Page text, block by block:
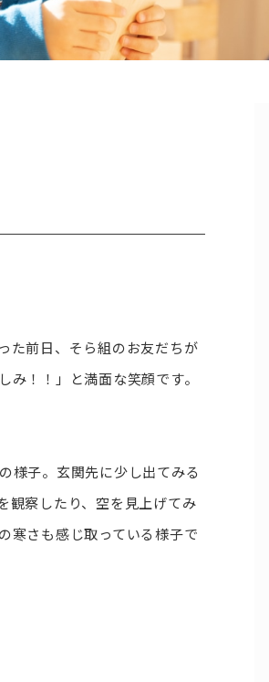
た前日、そら組のお友だちが
！！」と満面な笑顔です。
様子。玄関先に少し出てみる
観察したり、空を見上げてみ
寒さも感じ取っている様子で